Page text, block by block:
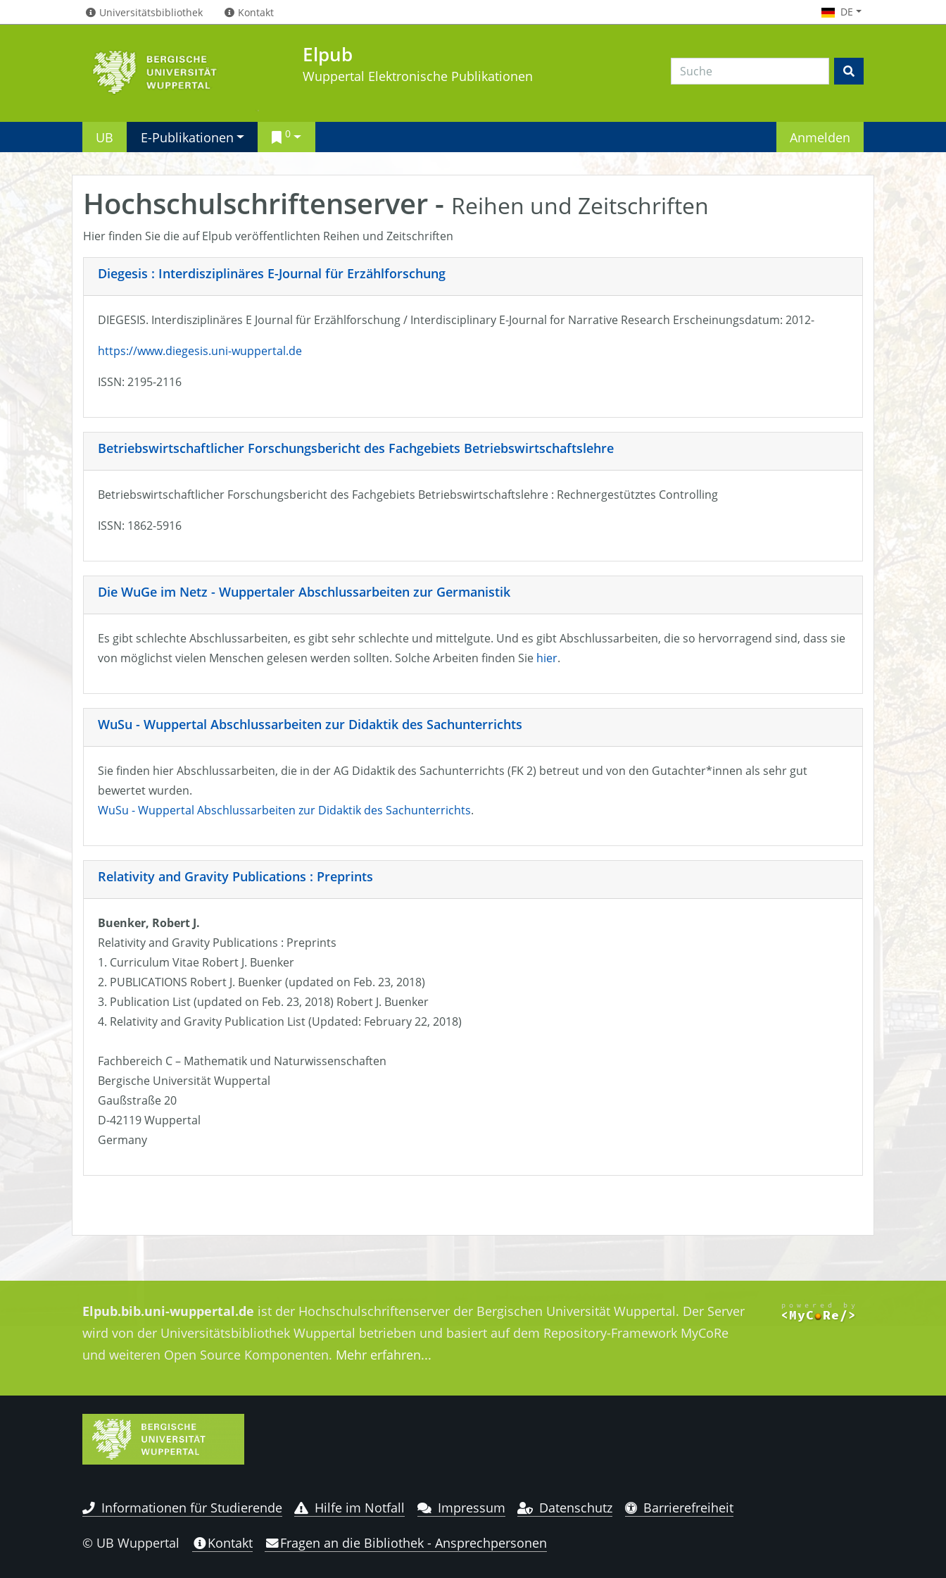
Universitätsbibliothek Kontakt DE
Elpub
Wuppertal Elektronische Publikationen
UB E-Publikationen 0 Anmelden
Hochschulschriftenserver - Reihen und Zeitschriften
Hier finden Sie die auf Elpub veröffentlichten Reihen und Zeitschriften
Diegesis : Interdisziplinäres E-Journal für Erzählforschung
DIEGESIS. Interdisziplinäres E Journal für Erzählforschung / Interdisciplinary E-Journal for Narrative Research Erscheinungsdatum: 2012-
https://www.diegesis.uni-wuppertal.de
ISSN: 2195-2116
Betriebswirtschaftlicher Forschungsbericht des Fachgebiets Betriebswirtschaftslehre
Betriebswirtschaftlicher Forschungsbericht des Fachgebiets Betriebswirtschaftslehre : Rechnergestütztes Controlling
ISSN: 1862-5916
Die WuGe im Netz - Wuppertaler Abschlussarbeiten zur Germanistik
Es gibt schlechte Abschlussarbeiten, es gibt sehr schlechte und mittelgute. Und es gibt Abschlussarbeiten, die so hervorragend sind, dass sie
von möglichst vielen Menschen gelesen werden sollten. Solche Arbeiten finden Sie hier.
WuSu - Wuppertal Abschlussarbeiten zur Didaktik des Sachunterrichts
Sie finden hier Abschlussarbeiten, die in der AG Didaktik des Sachunterrichts (FK 2) betreut und von den Gutachter*innen als sehr gut
bewertet wurden.
WuSu - Wuppertal Abschlussarbeiten zur Didaktik des Sachunterrichts.
Relativity and Gravity Publications : Preprints
Buenker, Robert J.
Relativity and Gravity Publications : Preprints
1. Curriculum Vitae Robert J. Buenker
2. PUBLICATIONS Robert J. Buenker (updated on Feb. 23, 2018)
3. Publication List (updated on Feb. 23, 2018) Robert J. Buenker
4. Relativity and Gravity Publication List (Updated: February 22, 2018)
Fachbereich C – Mathematik und Naturwissenschaften
Bergische Universität Wuppertal
Gaußstraße 20
D-42119 Wuppertal
Germany
Elpub.bib.uni-wuppertal.de ist der Hochschulschriftenserver der Bergischen Universität Wuppertal. Der Server
wird von der Universitätsbibliothek Wuppertal betrieben und basiert auf dem Repository-Framework MyCoRe
und weiteren Open Source Komponenten. Mehr erfahren...
Informationen für Studierende Hilfe im Notfall Impressum Datenschutz Barrierefreiheit
© UB Wuppertal Kontakt Fragen an die Bibliothek - Ansprechpersonen